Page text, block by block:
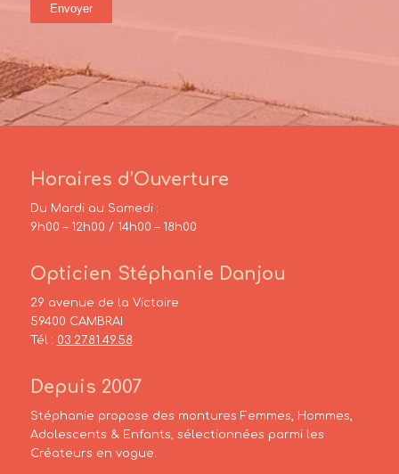
Horaires d’Ouverture
Du Mardi au Samedi :
9h00 – 12h00 / 14h00 – 18h00
Opticien Stéphanie Danjou
29 avenue de la Victoire
59400 CAMBRAI
Tél : 03.27.81.49.58
Depuis 2007
Stéphanie propose des montures Femmes, Hommes,
Adolescents & Enfants, sélectionnées parmi les
Créateurs en vogue.